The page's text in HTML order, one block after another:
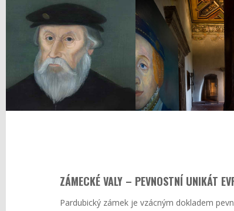
ZÁMECKÉ VALY – PEVNOSTNÍ UNIKÁT
Pardubický zámek je vzácným dokladem